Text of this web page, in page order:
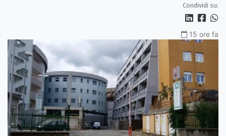
Condividi su:
15 ore fa